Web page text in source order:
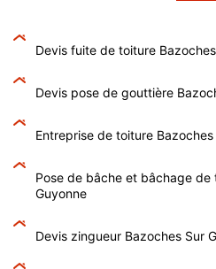
Devis fuite de toiture
Devis pose de gouttière
Entreprise de toiture
Pose de bâche et bâchage de
Guyonne
Devis zingueur Bazoches Sur